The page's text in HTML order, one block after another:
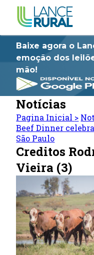
Baixe agora o
emoção dos
mão!
Notícias
Pagina Inicial >
Beef Dinner
São Paulo
Creditos
Vieira (3)